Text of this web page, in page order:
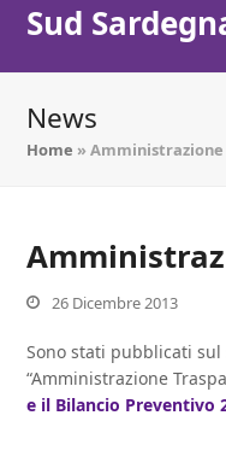
Sud
News
Home »Amministrazione
26 Dicembre 2013
Sono stati pubblicati
“Amministrazione
e il Bilancio Preventivo